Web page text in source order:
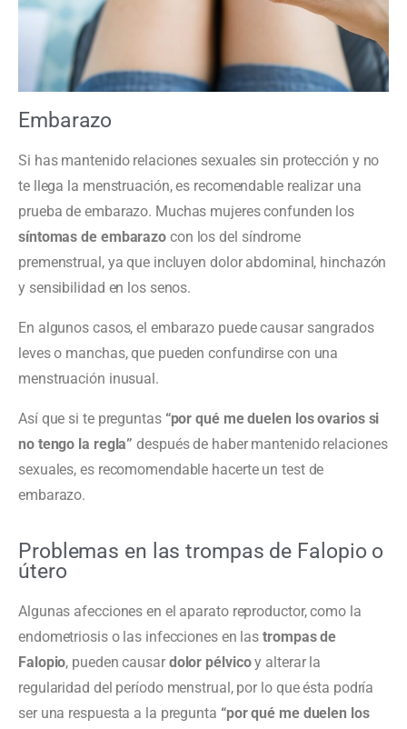
Embarazo
Si has mantenido relaciones sexuales sin protección y no
te llega la menstruación, es recomendable realizar una
prueba de embarazo. Muchas mujeres confunden los
síntomas de embarazo con los del síndrome
premenstrual, ya que incluyen dolor abdominal, hinchazón
y sensibilidad en los senos.
En algunos casos, el embarazo puede causar sangrados
leves o manchas, que pueden confundirse con una
menstruación inusual.
Así que si te preguntas “por qué me duelen los ovarios si
no tengo la regla”después de haber mantenido relaciones
sexuales, es recomomendable hacerte un test de
embarazo.
Problemas en las trompas de Falopio o
útero
Algunas afecciones en el aparato reproductor, como la
endometriosis o las infecciones en lastrompas de
Falopio, pueden causar dolor pélvicoy alterar la
regularidad del período menstrual, por lo que ésta podría
ser una respuesta a la pregunta “por qué me duelen los